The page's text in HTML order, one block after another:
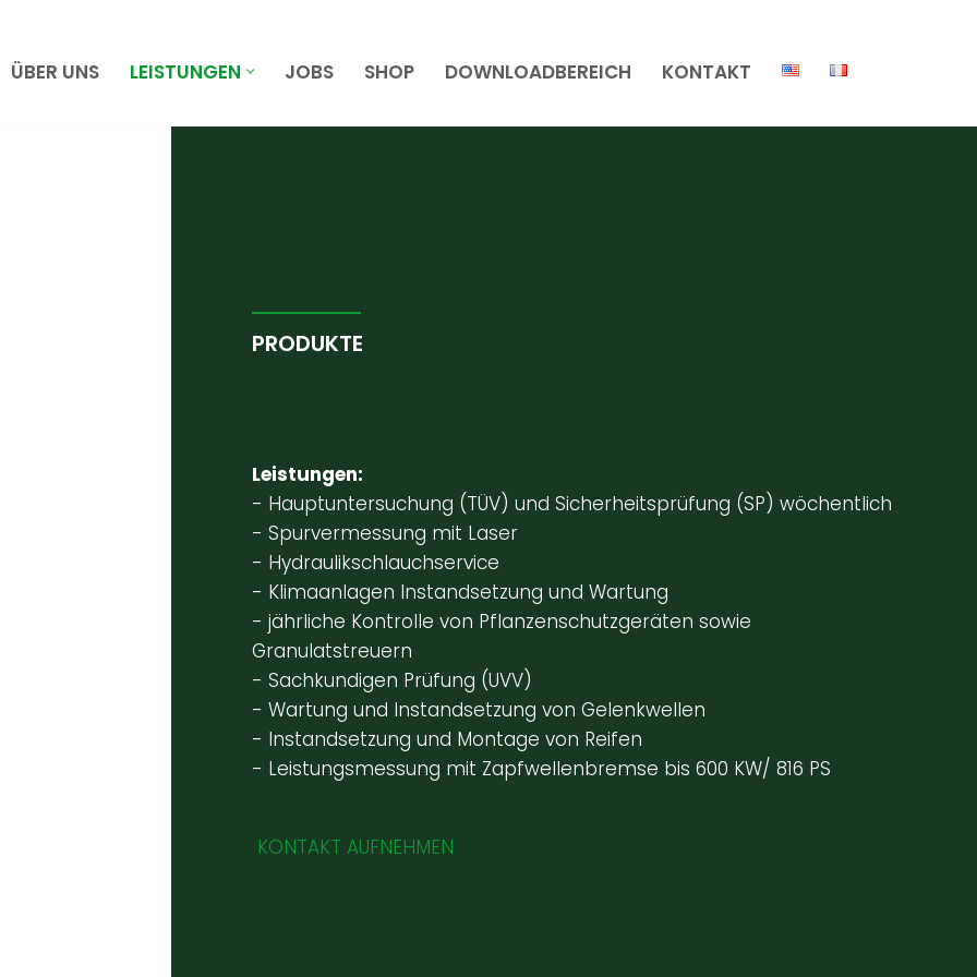
ÜBER UNS LEISTUNGEN JOBS SHOP DOWNLOADBEREICH KONTAKT
PRODUKTE
Leistungen:
- Hauptuntersuchung (TÜV) und Sicherheitsprüfung (SP) wöchentlich
- Spurvermessung mit Laser
- Hydraulikschlauchservice
- Klimaanlagen Instandsetzung und Wartung
- jährliche Kontrolle von Pflanzenschutzgeräten sowie
Granulatstreuern
- Sachkundigen Prüfung (UVV)
- Wartung und Instandsetzung von Gelenkwellen
- Instandsetzung und Montage von Reifen
- Leistungsmessung mit Zapfwellenbremse bis 600 KW/ 816 PS
KONTAKT AUFNEHMEN